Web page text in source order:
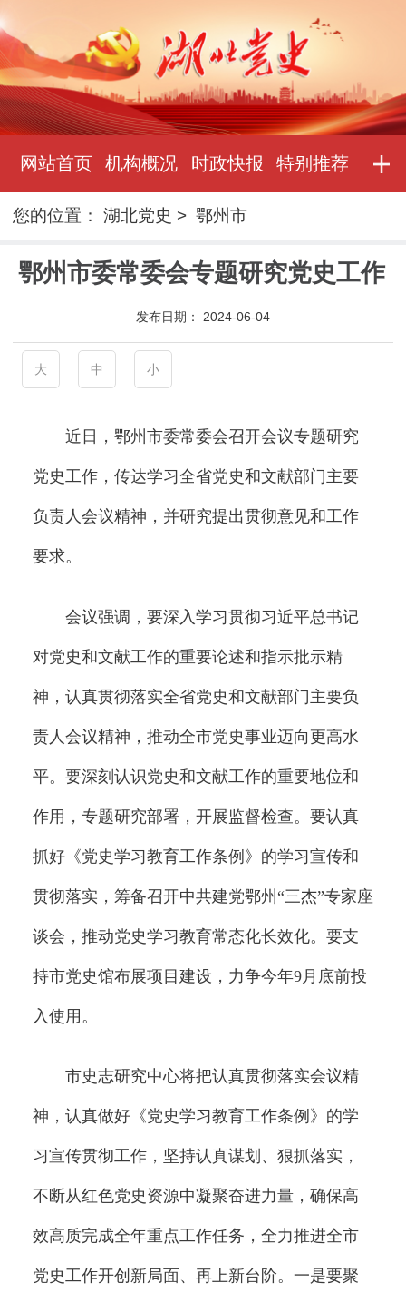
网站首页 机构概况 时政快报 特别推荐
您的位置：湖北党史 >鄂州市
鄂州市委常委会专题研究党史工作
发布日期： 2024-06-04
大 中 小
近日，鄂州市委常委会召开会议专题研究
党史工作，传达学习全省党史和文献部门主要
负责人会议精神，并研究提出贯彻意见和工作
要求。
会议强调，要深入学习贯彻习近平总书记
对党史和文献工作的重要论述和指示批示精
神，认真贯彻落实全省党史和文献部门主要负
责人会议精神，推动全市党史事业迈向更高水
平。要深刻认识党史和文献工作的重要地位和
作用，专题研究部署，开展监督检查。要认真
抓好《党史学习教育工作条例》的学习宣传和
贯彻落实，筹备召开中共建党鄂州“三杰”专家座
谈会，推动党史学习教育常态化长效化。要支
持市党史馆布展项目建设，力争今年9月底前投
入使用。
市史志研究中心将把认真贯彻落实会议精
神，认真做好《党史学习教育工作条例》的学
习宣传贯彻工作，坚持认真谋划、狠抓落实，
不断从红色党史资源中凝聚奋进力量，确保高
效高质完成全年重点工作任务，全力推进全市
党史工作开创新局面、再上新台阶。一是要聚